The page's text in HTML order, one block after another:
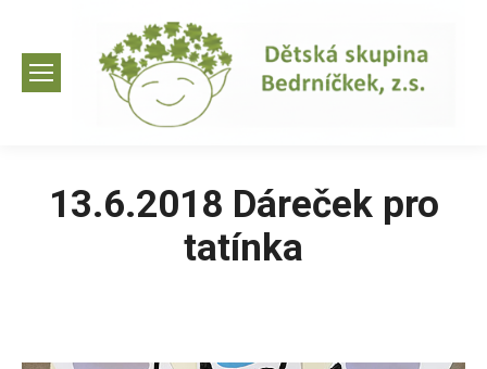
13.6.2018 Dáreček pro
tatínka